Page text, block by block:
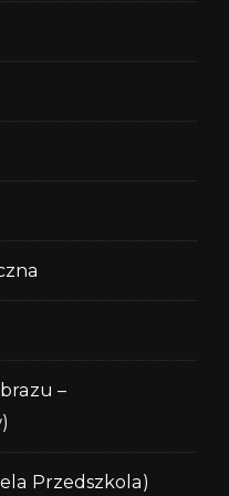
–
Przedszkola)